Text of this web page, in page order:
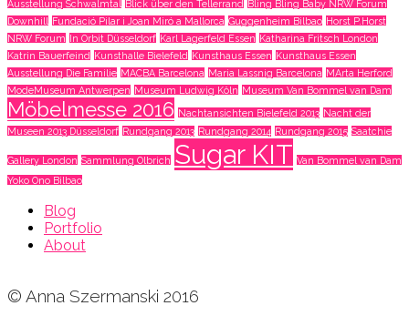
Ausstellung Schwalmtal Blick über den Tellerrand
Bling Bling Baby NRW Forum
Downhill Fundació Pilar i Joan Miró a Mallorca Guggenheim Bilbao Horst P.Horst
NRW Forum In Orbit Düsseldorf Karl Lagerfeld Essen Katharina Fritsch London
Katrin Bauerfeind Kunsthalle Bielefeld Kunsthaus Essen Kunsthaus Essen
Ausstellung Die Familie MACBA Barcelona Maria Lassnig Barcelona MArta Herford
ModeMuseum Antwerpen Museum Ludwig Köln Museum Van Bommel van Dam
Möbelmesse 2016 Nachtansichten Bielefeld 2013 Nacht der
Museen 2013 Düsseldorf Rundgang 2013 Rundgang 2014 Rundgang 2015 Saatchie
Gallery London Sammlung Olbrich Sugar KIT Van Bommel van Dam
Yoko Ono Bilbao
Blog
Portfolio
About
© Anna Szermanski 2016